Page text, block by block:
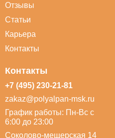
Отзывы
Статьи
Карьера
Контакты
Контакты
+7 (495) 230-21-81
zakaz@polyalpan-msk.ru
График работы: Пн-Вс с
6:00 до 23:00
Соколово-мещерская 14